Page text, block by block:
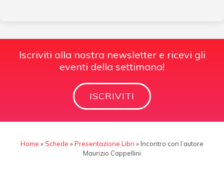
Iscriviti alla nostra newsletter e ricevi gli
eventi della settimana!
ISCRIVITI
Home »Schede »Presentazione Libri » Incontro con l’autore
Maurizio Cappellini